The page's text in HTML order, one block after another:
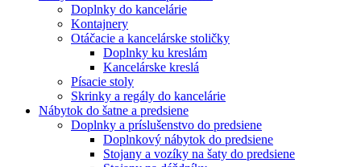
Doplnky do kancelárie
Kontajnery
Otáčacie a kancelárske stoličky
Doplnky ku kreslám
Kancelárske kreslá
Písacie stoly
Skrinky a regály do kancelárie
Nábytok do šatne a predsiene
Doplnky a príslušenstvo do predsiene
Doplnkový nábytok do predsiene
Stojany a vozíky na šaty do predsiene